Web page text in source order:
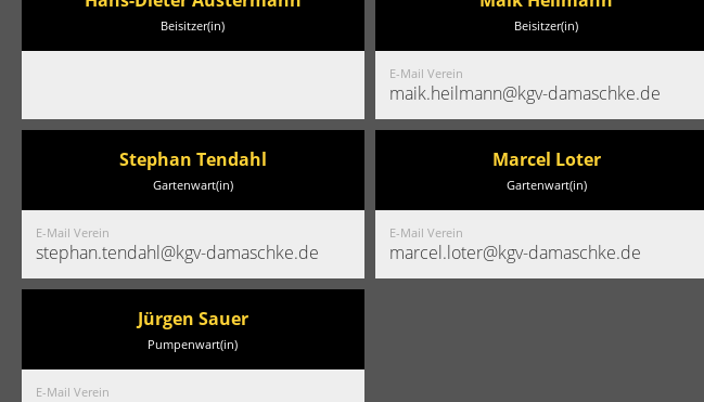
Beisitzer(in) Beisitzer(in)
E-Mail Verein
maik.heilmann@kgv-damaschke.de
Stephan Tendahl
Gartenwart(in)
E-Mail Verein
stephan.tendahl@kgv-damaschke.de
Marcel Loter
Gartenwart(in)
E-Mail Verein
marcel.loter@kgv-damaschke.de
Jürgen Sauer
Pumpenwart(in)
E-Mail Verein